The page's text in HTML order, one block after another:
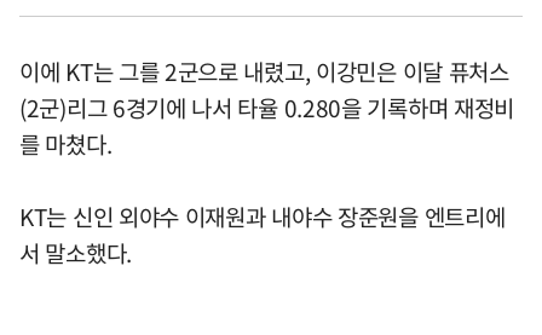
이에 KT는 그를 2군으로 내렸고, 이강민은 이달 퓨처스
(2군)리그 6경기에 나서 타율 0.280을 기록하며 재정비
를 마쳤다.
KT는 신인 외야수 이재원과 내야수 장준원을 엔트리에
서 말소했다.